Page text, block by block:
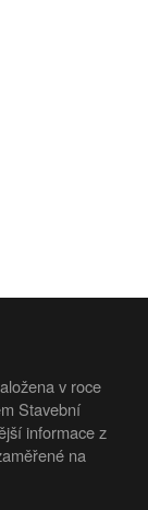
v roce
Stavební
informace z
na